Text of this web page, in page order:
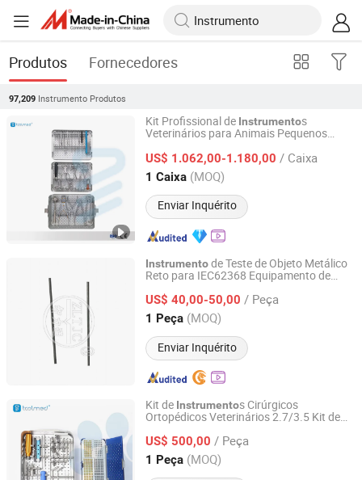
Produtos Fornecedores
97,209 Instrumento Produtos
Kit Profissional de Instrumentos
Veterinários para Animais Pequenos
US$ 1.062,00-1.180,00 / Caixa
1 Caixa (MOQ)
Enviar Inquérito
Changzhou Toolmed Medical Instruments Co., Ltd.
Jiangsu, China Desde 2021
Instrumentode Teste de Objeto Metálico
Reto para IEC62368 Equipamento de
US$ 40,00-50,00 / Peça
1 Peça (MOQ)
Enviar Inquérito
Guangzhou Zhilitong Electromechanical Co., Ltd.
Guangdong, China Desde 2013
Kit de Instrumentos Cirúrgicos
Ortopédicos Veterinários 2.7/3.5 Kit de
US$ 500,00 / Peça
1 Peça (MOQ)
Changzhou Toolmed Medical Instruments Co., Ltd.
Jiangsu, China Desde 2021